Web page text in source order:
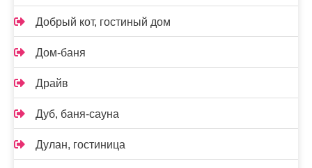
Добрый кот, гостиный дом
Дом-баня
Драйв
Дуб, баня-сауна
Дулан, гостиница